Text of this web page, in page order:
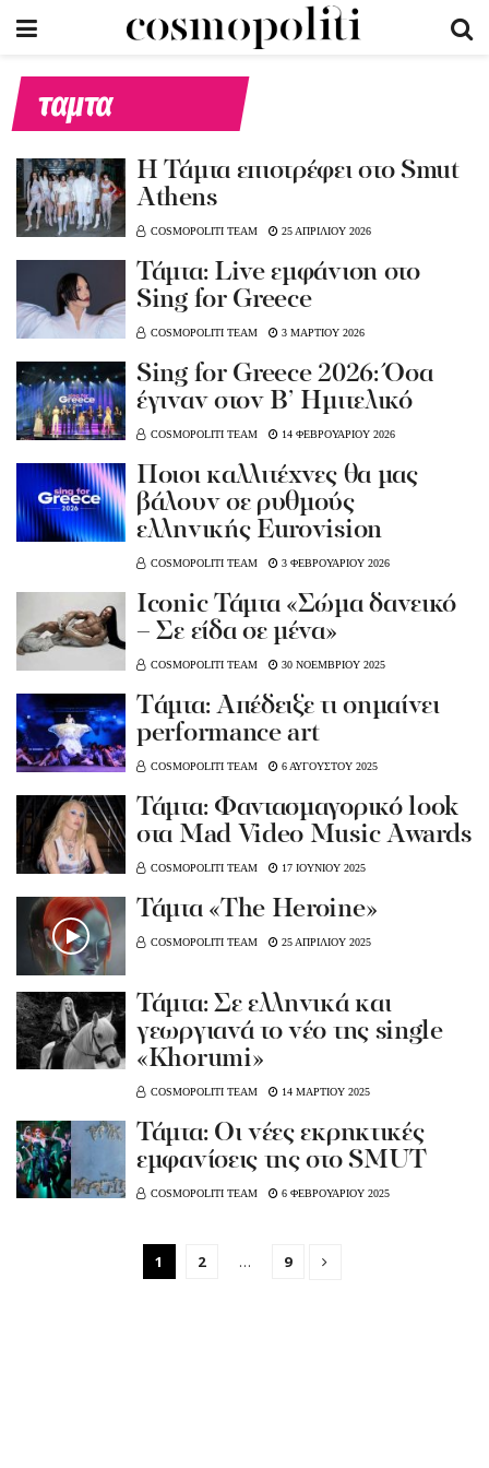
ταμτα
Η Τάμτα επιστρέφει στο Smut
Athens
COSMOPOLITI TEAM 25 ΑΠΡΙΛΙΟΥ 2026
Τάμτα: Live εμφάνιση στο
Sing for Greece
COSMOPOLITI TEAM 3 ΜΑΡΤΙΟΥ 2026
Sing for Greece 2026: Όσα
έγιναν στον Β’ Ημιτελικό
COSMOPOLITI TEAM 14 ΦΕΒΡΟΥΑΡΙΟΥ 2026
Ποιοι καλλιτέχνες θα μας
βάλουν σε ρυθμούς
ελληνικής Eurovision
COSMOPOLITI TEAM 3 ΦΕΒΡΟΥΑΡΙΟΥ 2026
Ιconic Τάμτα «Σώμα δανεικό
– Σε είδα σε μένα»
COSMOPOLITI TEAM 30 ΝΟΕΜΒΡΙΟΥ 2025
Tάμτα: Απέδειξε τι σημαίνει
performance art
COSMOPOLITI TEAM 6 ΑΥΓΟΥΣΤΟΥ 2025
Τάμτα: Φαντασμαγορικό look
στα Mad Video Music Awards
COSMOPOLITI TEAM 17 ΙΟΥΝΙΟΥ 2025
Τάμτα «The Heroine»
COSMOPOLITI TEAM 25 ΑΠΡΙΛΙΟΥ 2025
Τάμτα: Σε ελληνικά και
γεωργιανά το νέο της single
«Khorumi»
COSMOPOLITI TEAM 14 ΜΑΡΤΙΟΥ 2025
Τάμτα: Οι νέες εκρηκτικές
εμφανίσεις της στο SMUT
COSMOPOLITI TEAM 6 ΦΕΒΡΟΥΑΡΙΟΥ 2025
1 2 … 9